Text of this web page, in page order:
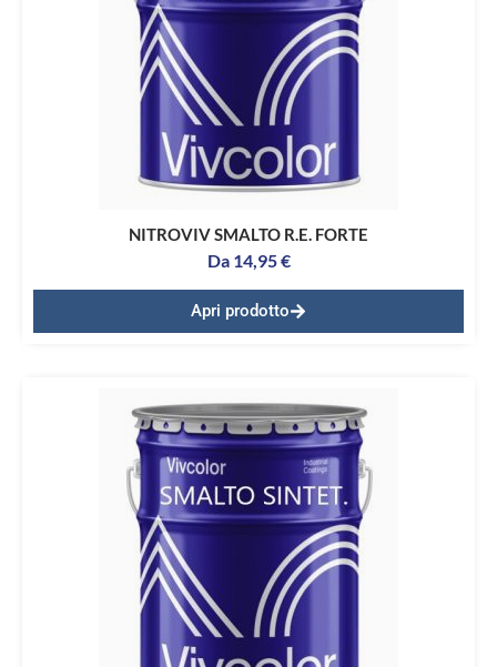
NITROVIV SMALTO R.E. FORTE
Da 14,95€
Apri prodotto